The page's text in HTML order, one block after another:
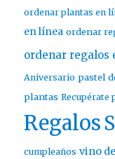
ordenar plantas en
en línea ordenar
ordenar regalos
Aniversario pastel
plantas Recupérate
Regalos
cumpleaños vino